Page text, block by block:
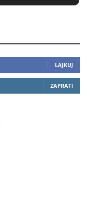
LAJKUJ
ZAPRATI